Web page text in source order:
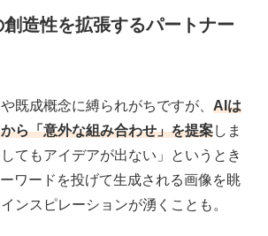
造性を拡張するパートナー
既成概念に縛られがちですが、AIは
ら「意外な組み合わせ」を提案しま
てもアイデアが出ない」というとき
ワードを投げて生成される画像を眺
ンスピレーションが湧くことも。